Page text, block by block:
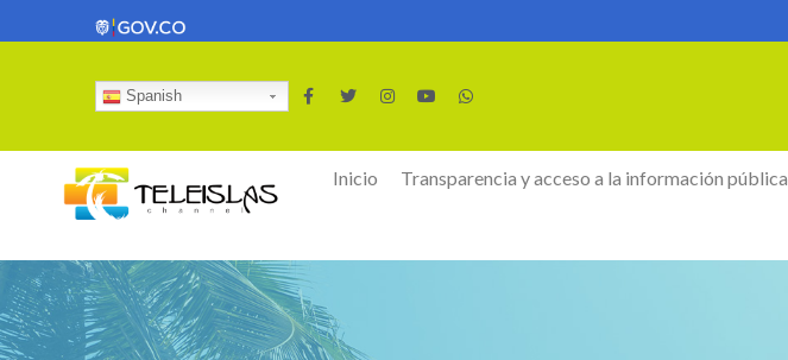
Spanish
Inicio Transparencia y acceso a la información pública